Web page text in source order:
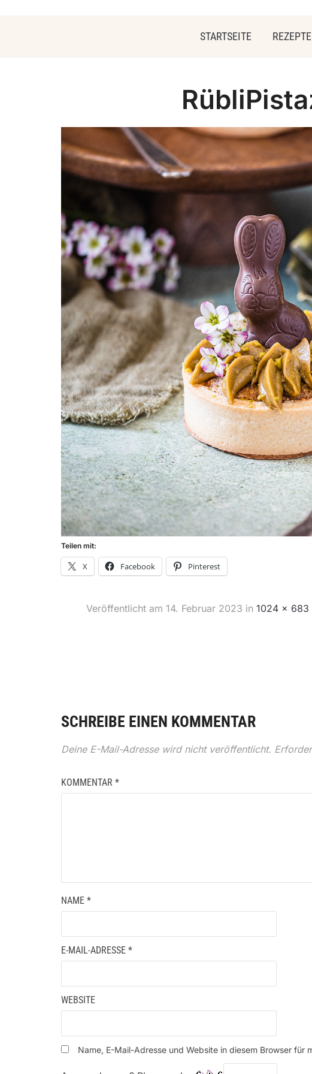
STARTSEITE REZEPTE
Teilen mit:
X Facebook Pinterest
Veröffentlicht am 14. Februar 2023 in 1024 × 683
SCHREIBE EINEN KOMMENTAR
Deine E-Mail-Adresse wird nicht veröffentlicht.
KOMMENTAR *
NAME *
E-MAIL-ADRESSE *
WEBSITE
Name, E-Mail-Adresse und Website in diesem Browser für